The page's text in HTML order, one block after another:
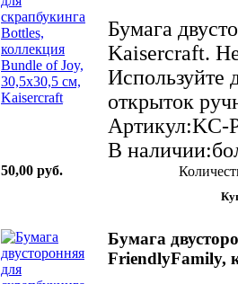
Бумага
Kaisercraft.
Используйте
открыток
Артикул:KC-
В
50,00 руб.
Бумага
FriendlyFamily,